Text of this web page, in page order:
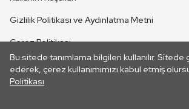
Bu sitede tanımlama bilgileri kullanılır.
ederek, çerez kullanımımızı kabul etmiş
Politikası
CANLI YAYINLAR
Gizlilik Politikası ve Aydınlatma Metni
Çerez Politikası
İletişim
Her hakkı saklıdır. ©2026 TRT. Bağlantı